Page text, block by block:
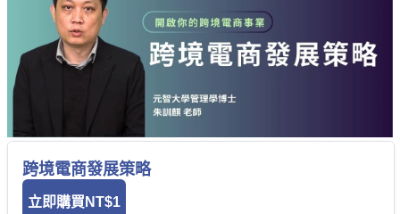
跨境電商發展策略
立即購買 NT$1